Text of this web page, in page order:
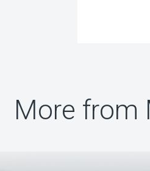
More from